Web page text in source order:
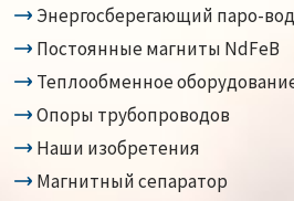
Энергосберегающий паро-
Постоянные магниты NdFeB
Теплообменное
Опоры трубопроводов
Наши изобретения
Магнитный сепаратор